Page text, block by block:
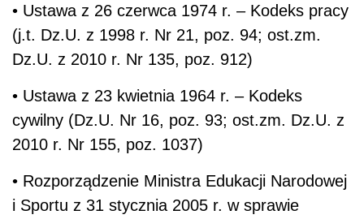
• Ustawa z 26 czerwca 1974 r. – Kodeks pracy
(j.t. Dz.U. z 1998 r. Nr 21, poz. 94; ost.zm.
Dz.U. z 2010 r. Nr 135, poz. 912)
• Ustawa z 23 kwietnia 1964 r. – Kodeks
cywilny (Dz.U. Nr 16, poz. 93; ost.zm. Dz.U. z
2010 r. Nr 155, poz. 1037)
• Rozporządzenie Ministra Edukacji Narodowej
i Sportu z 31 stycznia 2005 r. w sprawie